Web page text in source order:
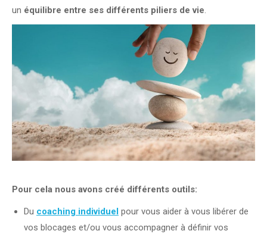
un équilibre entre ses différents piliers de vie.
Pour cela nous avons créé différents outils:
Du coaching individuel pour vous aider à vous libérer de
vos blocages et/ou vous accompagner à définir vos